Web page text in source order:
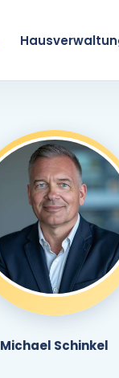
Michael Schinkel